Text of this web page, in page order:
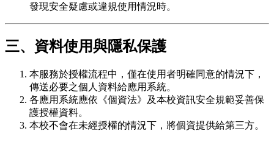
發現安全疑慮或違規使用情況時。
三、資料使用與隱私保護
本服務於授權流程中，僅在使用者明確同意的情況下，
傳送必要之個人資料給應用系統。
各應用系統應依《個資法》及本校資訊安全規範妥善保
護授權資料。
本校不會在未經授權的情況下，將個資提供給第三方。